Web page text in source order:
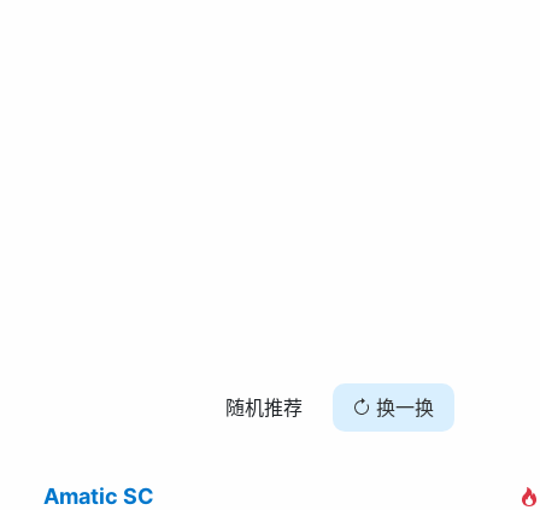
随机推荐 换一换
Amatic SC